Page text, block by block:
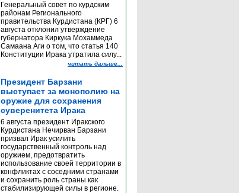
Генеральный совет по курдским
районам Регионального
правительства Курдистана (КРГ) 6
августа отклонил утверждение
губернатора Киркука Мохаммеда
Самаана Аги о том, что статья 140
Конституции Ирака утратила силу...
читать дальше...
Президент Барзани
выступает за монополию на
оружие для сохранения
суверенитета Ирака
6 августа президент Иракского
Курдистана Нечирван Барзани
призвал Ирак усилить
государственный контроль над
оружием, предотвратить
использование своей территории в
конфликтах с соседними странами
и сохранить роль страны как
стабилизирующей силы в регионе.